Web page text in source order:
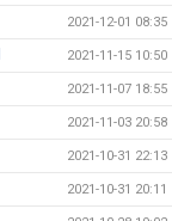
2021-12-01 08:35
2021-11-15 10:50
2021-11-07 18:55
2021-11-03 20:58
2021-10-31 22:13
2021-10-31 20:11